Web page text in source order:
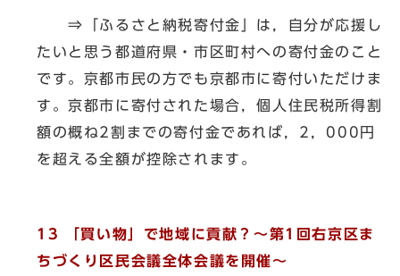
⇒「ふるさと納税寄付金」は，自分が応援し
たいと思う都道府県・市区町村への寄付金のこと
です。京都市民の方でも京都市に寄付いただけま
す。京都市に寄付された場合，個人住民税所得割
額の概ね2割までの寄付金であれば，2，000円
を超える全額が控除されます。
13
「買い物」で地域に貢献？～第1回右京区ま
ちづくり区民会議全体会議を開催～